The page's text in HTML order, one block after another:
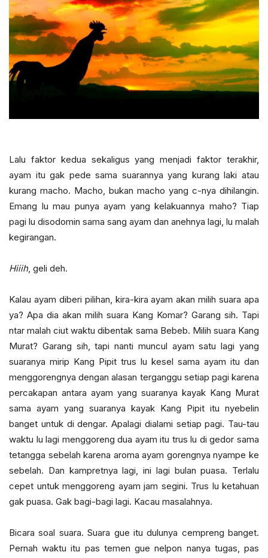
Lalu faktor kedua sekaligus yang menjadi faktor terakhir,
ayam itu gak pede sama suarannya yang kurang laki atau
kurang macho. Macho, bukan macho yang c-nya dihilangin.
Emang lu mau punya ayam yang kelakuannya maho? Tiap
pagi lu disodomin sama sang ayam dan anehnya lagi, lu malah
kegirangan.
Hiiih, geli deh.
Kalau ayam diberi pilihan, kira-kira ayam akan milih suara apa
ya? Apa dia akan milih suara Kang Komar? Garang sih. Tapi
ntar malah ciut waktu dibentak sama Bebeb. Milih suara Kang
Murat? Garang sih, tapi nanti muncul ayam satu lagi yang
suaranya mirip Kang Pipit trus lu kesel sama ayam itu dan
menggorengnya dengan alasan terganggu setiap pagi karena
percakapan antara ayam yang suaranya kayak Kang Murat
sama ayam yang suaranya kayak Kang Pipit itu nyebelin
banget untuk di dengar. Apalagi dialami setiap pagi. Tau-tau
waktu lu lagi menggoreng dua ayam itu trus lu di gedor sama
tetangga sebelah karena aroma ayam gorengnya nyampe ke
sebelah. Dan kampretnya lagi, ini lagi bulan puasa. Terlalu
cepet untuk menggoreng ayam jam segini. Trus lu ketahuan
gak puasa. Gak bagi-bagi lagi. Kacau masalahnya.
Bicara soal suara. Suara gue itu dulunya cempreng banget.
Pernah waktu itu pas temen gue nelpon nanya tugas, pas